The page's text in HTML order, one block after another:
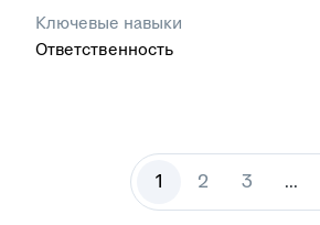
Ключевые навыки
Ответственность
1 2 3 ...